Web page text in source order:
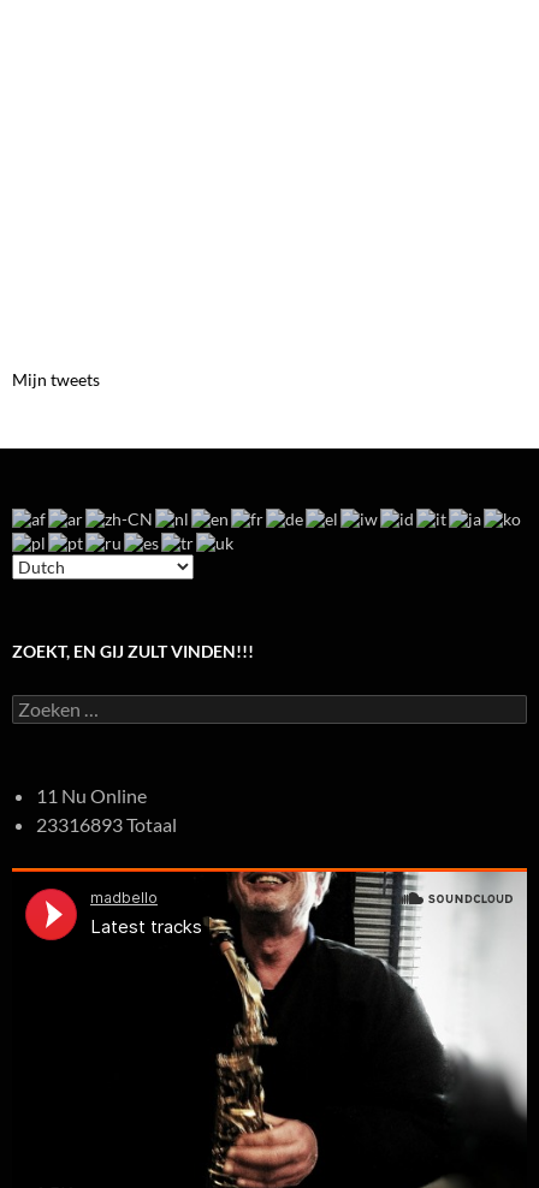
Mijn tweets
ZOEKT, EN GIJ ZULT VINDEN!!!
Zoeken
naar:
11 Nu Online
23316893 Totaal